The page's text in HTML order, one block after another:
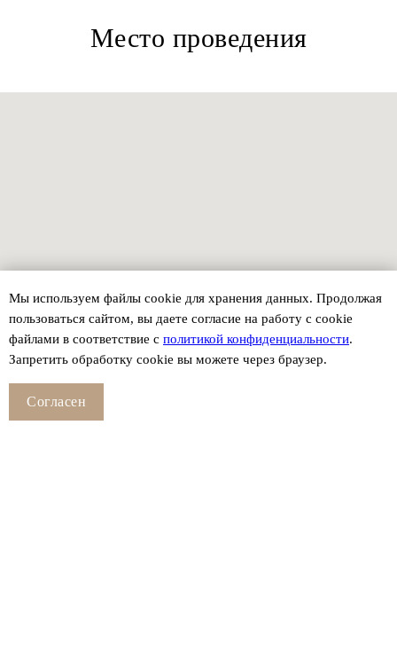
Место проведения
Мы используем файлы сookie для хранения данных. Продолжая
пользоваться сайтом, вы даете согласие на работу с cookie
файлами в соответствие с политикой конфиденциальности.
Запретить обработку cookie вы можете через браузер.
Согласен